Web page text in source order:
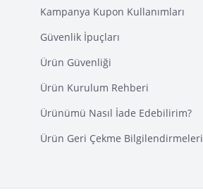
Kampanya Kupon Kullanımları
Güvenlik İpuçları
Ürün Güvenliği
Ürün Kurulum Rehberi
Ürünümü Nasıl İade Edebilirim?
Ürün Geri Çekme Bilgilendirmeleri